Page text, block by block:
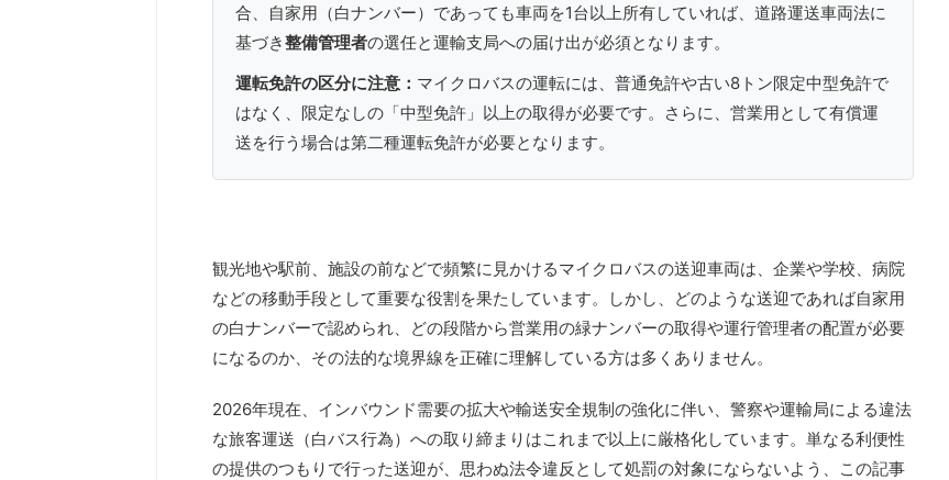
合、自家用（白ナンバー）であっても車両を1台以上所有していれば、道路運送車両法に
基づき整備管理者の選任と運輸支局への届け出が必須となります。
運転免許の区分に注意： マイクロバスの運転には、普通免許や古い8トン限定中型免許で
はなく、限定なしの「中型免許」以上の取得が必要です。さらに、営業用として有償運
送を行う場合は第二種運転免許が必要となります。
観光地や駅前、施設の前などで頻繁に見かけるマイクロバスの送迎車両は、企業や学校、病院
などの移動手段として重要な役割を果たしています。しかし、どのような送迎であれば自家用
の白ナンバーで認められ、どの段階から営業用の緑ナンバーの取得や運行管理者の配置が必要
になるのか、その法的な境界線を正確に理解している方は多くありません。
2026年現在、インバウンド需要の拡大や輸送安全規制の強化に伴い、警察や運輸局による違法
な旅客運送（白バス行為）への取り締まりはこれまで以上に厳格化しています。単なる利便性
の提供のつもりで行った送迎が、思わぬ法令違反として処罰の対象にならないよう、この記事